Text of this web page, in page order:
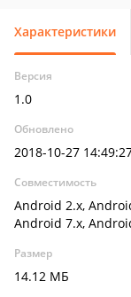
Характеристики
Версия
1.0
Обновлено
2018-10-27
Совместимость
Android 2.x,
Android 7.x,
Размер
14.12 МБ